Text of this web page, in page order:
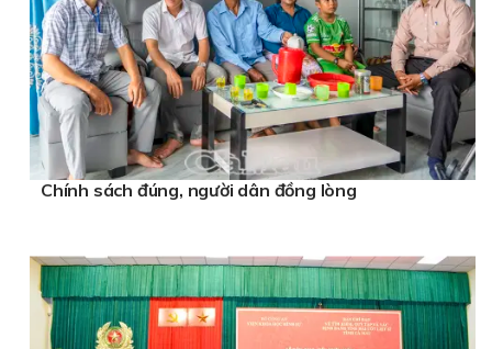
Chính sách đúng, người dân đồng lòng